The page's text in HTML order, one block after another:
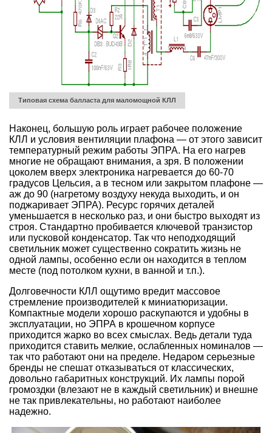
Типовая схема балласта для маломощной КЛЛ
Наконец, большую роль играет рабочее положение
КЛЛ и условия вентиляции плафона — от этого зависит
температурный режим работы ЭПРА. На его нагрев
многие не обращают внимания, а зря. В положении
цоколем вверх электроника нагревается до 60-70
градусов Цельсия, а в тесном или закрытом плафоне —
аж до 90 (нагретому воздуху некуда выходить, и он
поджаривает ЭПРА). Ресурс горячих деталей
уменьшается в несколько раз, и они быстро выходят из
строя. Стандартно пробивается ключевой транзистор
или пусковой конденсатор. Так что неподходящий
светильник может существенно сократить жизнь не
одной лампы, особенно если он находится в теплом
месте (под потолком кухни, в ванной и т.п.).
Долговечности КЛЛ ощутимо вредит массовое
стремление производителей к миниатюризации.
Компактные модели хорошо раскупаются и удобны в
эксплуатации, но ЭПРА в крошечном корпусе
приходится жарко во всех смыслах. Ведь детали туда
приходится ставить мелкие, ослабленных номиналов —
так что работают они на пределе. Недаром серьезные
бренды не спешат отказываться от классических,
довольно габаритных конструкций. Их лампы порой
громоздки (влезают не в каждый светильник) и внешне
не так привлекательны, но работают наиболее
надежно.